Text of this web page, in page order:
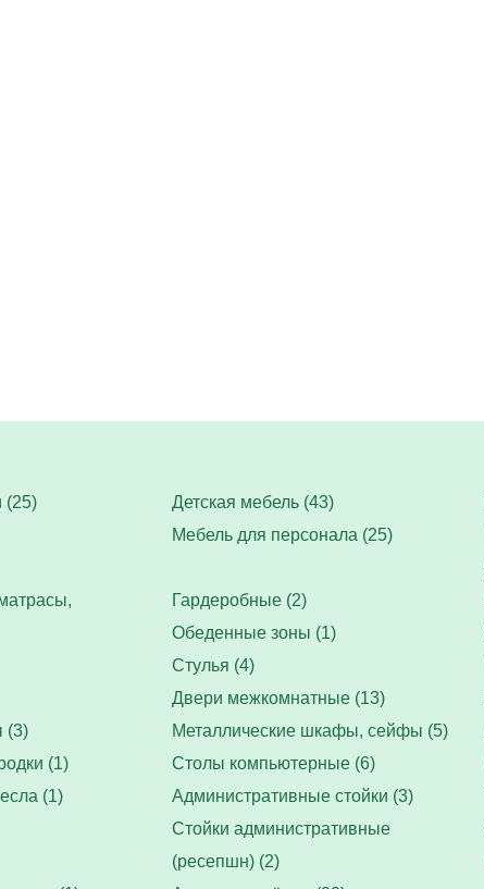
(25) Детская мебель (43)
Мебель для персонала (25)
Гардеробные (2)
Обеденные зоны (1)
Стулья (4)
Двери межкомнатные (13)
(3)
Металлические шкафы, сейфы (5)
(1)
Столы компьютерные (6)
(1)
Административные стойки (3)
Стойки административные
(ресепшн) (2)